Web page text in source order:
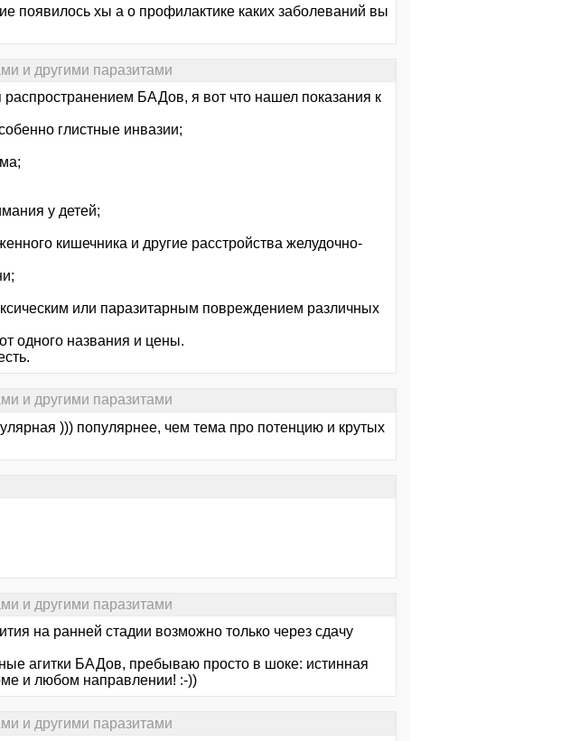
появилось хы а о профилактике каких заболеваний вы
и другими паразитами
БАДов, я вот что нашел показания к
глистные инвазии;
у детей;
кишечника и другие расстройства желудочно-
или паразитарным повреждением различных
одного названия и цены.
и другими паразитами
))) популярнее, чем тема про потенцию и крутых
и другими паразитами
на ранней стадии возможно только через сдачу
агитки БАДов, пребываю просто в шоке: истинная
и любом направлении! :-))
и другими паразитами